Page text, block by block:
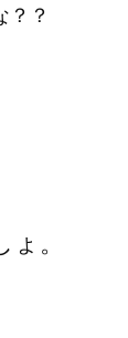
？？
。